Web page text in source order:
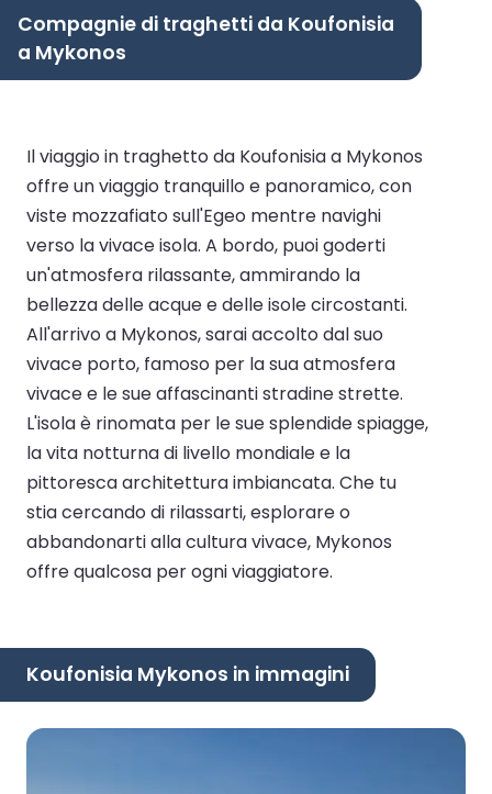
Compagnie di traghetti da Koufonisia
a Mykonos
Il viaggio in traghetto da Koufonisia a Mykonos
offre un viaggio tranquillo e panoramico, con
viste mozzafiato sull'Egeo mentre navighi
verso la vivace isola. A bordo, puoi goderti
un'atmosfera rilassante, ammirando la
bellezza delle acque e delle isole circostanti.
All'arrivo a Mykonos, sarai accolto dal suo
vivace porto, famoso per la sua atmosfera
vivace e le sue affascinanti stradine strette.
L'isola è rinomata per le sue splendide spiagge,
la vita notturna di livello mondiale e la
pittoresca architettura imbiancata. Che tu
stia cercando di rilassarti, esplorare o
abbandonarti alla cultura vivace, Mykonos
offre qualcosa per ogni viaggiatore.
Koufonisia Mykonos in immagini